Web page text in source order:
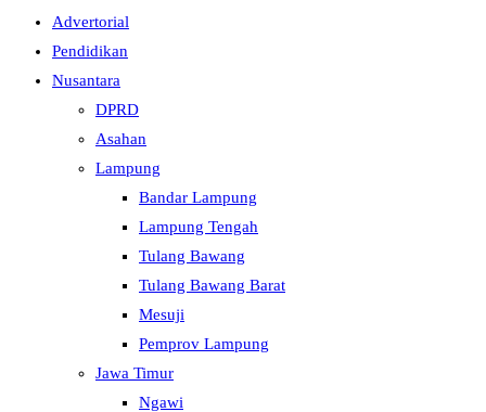
Advertorial
Pendidikan
Nusantara
DPRD
Asahan
Lampung
Bandar Lampung
Lampung Tengah
Tulang Bawang
Tulang Bawang Barat
Mesuji
Pemprov Lampung
Jawa Timur
Ngawi